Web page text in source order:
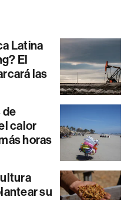
Latina
El
las
de
calor
horas
su